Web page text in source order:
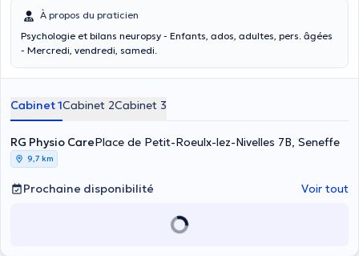
À propos du praticien
Psychologie et bilans neuropsy - Enfants, ados, adultes, pers. âgées
- Mercredi, vendredi, samedi.
Cabinet 1Cabinet 2Cabinet 3
RG Physio CarePlace de Petit-Roeulx-lez-Nivelles 7B, Seneffe
9,7 km
Prochaine disponibilité Voir tout